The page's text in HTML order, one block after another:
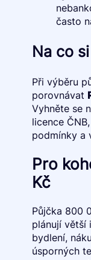
často
Na co
Při výběru
porovnávat
Vyhněte se
licence
podmínky a
Pro
Kč
Půjčka 800
plánují větší
bydlení,
úsporných